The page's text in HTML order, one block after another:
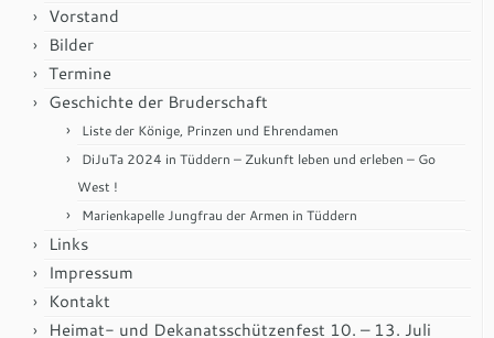
Vorstand
Bilder
Termine
Geschichte der Bruderschaft
Liste der Könige, Prinzen und Ehrendamen
DiJuTa 2024 in Tüddern – Zukunft leben und erleben – Go
West !
Marienkapelle Jungfrau der Armen in Tüddern
Links
Impressum
Kontakt
Heimat- und Dekanatsschützenfest 10. – 13. Juli